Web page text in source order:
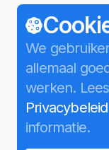
Producten
4K Video
4K Tokkit
4K Stogram
4K YouTube
4K Image
4K Slideshow
Download
We
allemaal
werken.
Privacybeleid
informatie.